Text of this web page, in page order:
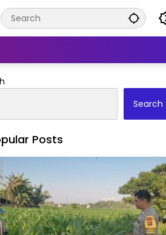
Search
Posts